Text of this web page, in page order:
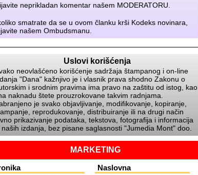
neprikladan komentar našem MODERATORU
smatrate da se u ovom članku krši Kodeks novinara,
našemOmbudsmanu
Uslovi korišćenja
neovlašćeno korišćenje sadržaja štampanog i on-line
Dana
kažnjivo je i vlasnik prava shodno Zakonu o
i srodnim pravima ima pravo na zaštitu od istog, kao
naknadu štete prouzrokovane takvim radnjama.
je svako objavljivanje, modifikovanje, kopiranje,
reprodukovanje, distribuiranje ili na drugi način
prikazivanje podataka, tekstova, fotografija i informacija
naših izdanja, bez pisane saglasnosti Jumedia Mont doo.
MARKETING
Naslovna